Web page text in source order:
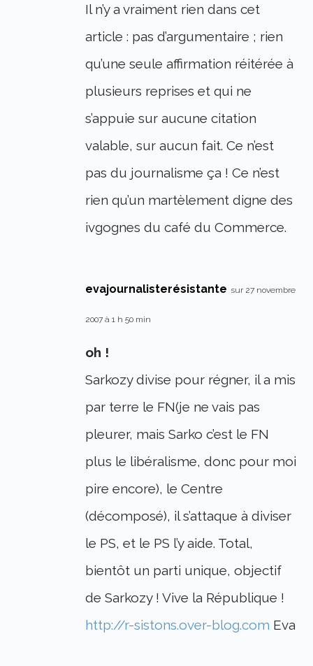
Il n’y a vraiment rien dans cet
article : pas d’argumentaire ; rien
qu’une seule affirmation réitérée à
plusieurs reprises et qui ne
s’appuie sur aucune citation
valable, sur aucun fait. Ce n’est
pas du journalisme ça ! Ce n’est
rien qu’un martèlement digne des
ivgognes du café du Commerce.
evajournalisterésistante sur 27 novembre
2007 à 1 h 50 min
oh !
Sarkozy divise pour régner, il a mis
par terre le FN(je ne vais pas
pleurer, mais Sarko c’est le FN
plus le libéralisme, donc pour moi
pire encore), le Centre
(décomposé), il s’attaque à diviser
le PS, et le PS l’y aide. Total,
bientôt un parti unique, objectif
de Sarkozy ! Vive la République !
http://r-sistons.over-blog.com Eva